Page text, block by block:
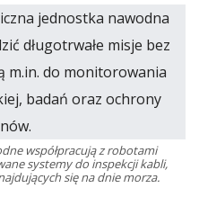
współpracują z robotami
systemy do inspekcji kabli,
się na dnie morza.